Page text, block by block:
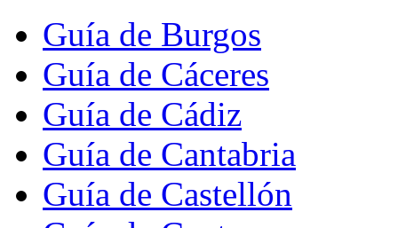
Guía de Burgos
Guía de Cáceres
Guía de Cádiz
Guía de Cantabria
Guía de Castellón